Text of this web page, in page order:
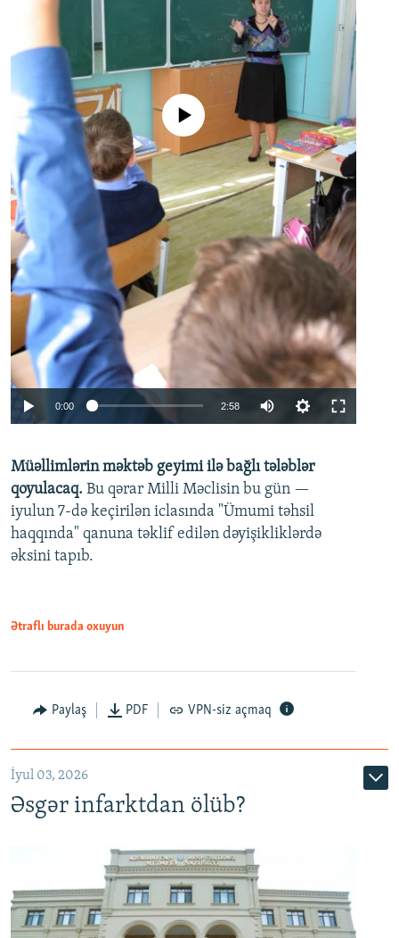
Auto 240p 360p 480p
720p 1080p
No media source currently available
0:00 2:58
360p
480p
720p
Müəllimlərin məktəb geyimi ilə bağlı tələblər
qoyulacaq. Bu qərar Milli Məclisin bu gün —
iyulun 7-də keçirilən iclasında "Ümumi təhsil
haqqında" qanuna təklif edilən dəyişikliklərdə
əksini tapıb.
Ətraflı burada oxuyun
Paylaş PDF VPN-siz açmaq
İyul 03, 2026
Əsgər infarktdan ölüb?